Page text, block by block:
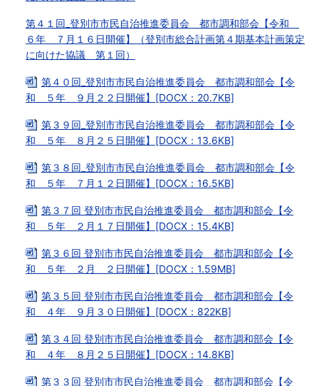
第４１回_登別市市民自治推進委員会 都市調和部会【令和
６年 ７月１６日開催】（登別市総合計画第４期基本計画策定
に向けた協議 第１回）
第４０回_登別市市民自治推進委員会 都市調和部会【令
和 ５年 ９月２２日開催】[DOCX：20.7KB]
第３９回_登別市市民自治推進委員会 都市調和部会【令
和 ５年 ８月２５日開催】[DOCX：13.6KB]
第３８回_登別市市民自治推進委員会 都市調和部会【令
和 ５年 ７月１２日開催】[DOCX：16.5KB]
第３７回 登別市市民自治推進委員会 都市調和部会【令
和 ５年 ２月１７日開催】[DOCX：15.4KB]
第３６回 登別市市民自治推進委員会 都市調和部会【令
和 ５年 ２月 ２日開催】[DOCX：1.59MB]
第３５回 登別市市民自治推進委員会 都市調和部会【令
和 ４年 ９月３０日開催】[DOCX：822KB]
第３４回 登別市市民自治推進委員会 都市調和部会【令
和 ４年 ８月２５日開催】[DOCX：14.8KB]
第３３回 登別市市民自治推進委員会 都市調和部会【令